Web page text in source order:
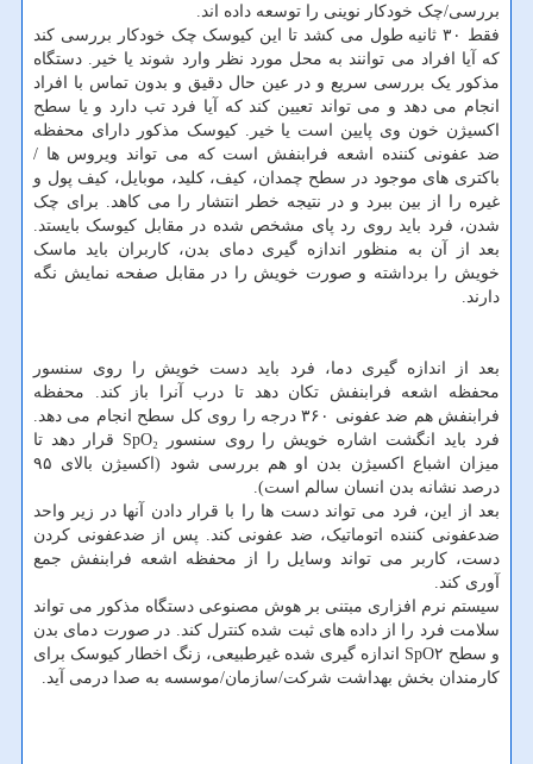
بررسی/چک خودکار نوینی را توسعه داده اند.
فقط ۳۰ ثانیه طول می کشد تا این کیوسک چک خودکار بررسی کند
که آیا افراد می توانند به محل مورد نظر وارد شوند یا خیر. دستگاه
مذکور یک بررسی سریع و در عین حال دقیق و بدون تماس با افراد
انجام می دهد و می تواند تعیین کند که آیا فرد تب دارد و یا سطح
اکسیژن خون وی پایین است یا خیر. کیوسک مذکور دارای محفظه
ضد عفونی کننده اشعه فرابنفش است که می تواند ویروس ها /
باکتری های موجود در سطح چمدان، کیف، کلید، موبایل، کیف پول و
غیره را از بین ببرد و در نتیجه خطر انتشار را می کاهد. برای چک
شدن، فرد باید روی رد پای مشخص شده در مقابل کیوسک بایستد.
بعد از آن به منظور اندازه گیری دمای بدن، کاربران باید ماسک
خویش را برداشته و صورت خویش را در مقابل صفحه نمایش نگه
دارند.
بعد از اندازه گیری دما، فرد باید دست خویش را روی سنسور
محفظه اشعه فرابنفش تکان دهد تا درب آنرا باز کند. محفظه
فرابنفش هم ضد عفونی ۳۶۰ درجه را روی کل سطح انجام می دهد.
فرد باید انگشت اشاره خویش را روی سنسور SpO₂ قرار دهد تا
میزان اشباع اکسیژن بدن او هم بررسی شود (اکسیژن بالای ۹۵
درصد نشانه بدن انسان سالم است).
بعد از این، فرد می تواند دست ها را با قرار دادن آنها در زیر واحد
ضدعفونی کننده اتوماتیک، ضد عفونی کند. پس از ضدعفونی کردن
دست، کاربر می تواند وسایل را از محفظه اشعه فرابنفش جمع
آوری کند.
سیستم نرم افزاری مبتنی بر هوش مصنوعی دستگاه مذکور می تواند
سلامت فرد را از داده های ثبت شده کنترل کند. در صورت دمای بدن
و سطح SpO۲ اندازه گیری شده غیرطبیعی، زنگ اخطار کیوسک برای
کارمندان بخش بهداشت شرکت/سازمان/موسسه به صدا درمی آید.